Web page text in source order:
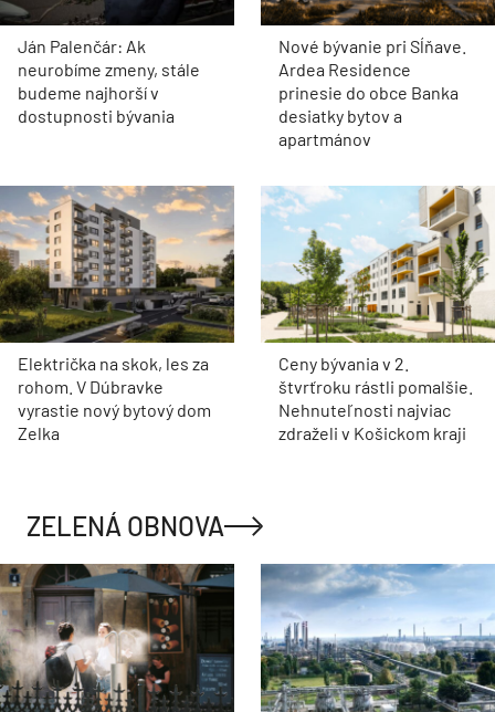
Ján Palenčár: Ak
neurobíme zmeny, stále
budeme najhorší v
dostupnosti bývania
Nové bývanie pri Sĺňave.
Ardea Residence
prinesie do obce Banka
desiatky bytov a
apartmánov
Električka na skok, les za
rohom. V Dúbravke
vyrastie nový bytový dom
Zelka
Ceny bývania v 2.
štvrťroku rástli pomalšie.
Nehnuteľnosti najviac
zdraželi v Košickom kraji
ZELENÁ OBNOVA